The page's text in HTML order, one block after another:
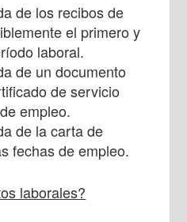
de los recibos de
el primero y
laboral.
de un documento
de servicio
empleo.
de la carta de
fechas de empleo.
laborales?